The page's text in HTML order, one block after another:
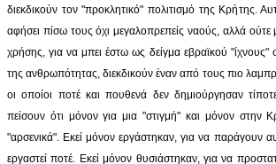
διεκδικούν τον "προκλητικό" πολιτισμό της Κρήτης.
αφήσει πίσω τους όχι μεγαλοπρεπείς ναούς, αλλά ούτε
χρήσης, για να μπει έστω ως δείγμα εβραϊκού "ίχνους"
της ανθρωπότητας, διεκδικούν έναν από τους πιο
οι οποίοι ποτέ και πουθενά δεν δημιούργησαν
πείσουν ότι μόνον για μια "στιγμή" και μόνον στην
"αρσενικά". Εκεί μόνον εργάστηκαν, για να παράγουν
εργαστεί ποτέ. Εκεί μόνον θυσιάστηκαν, για να